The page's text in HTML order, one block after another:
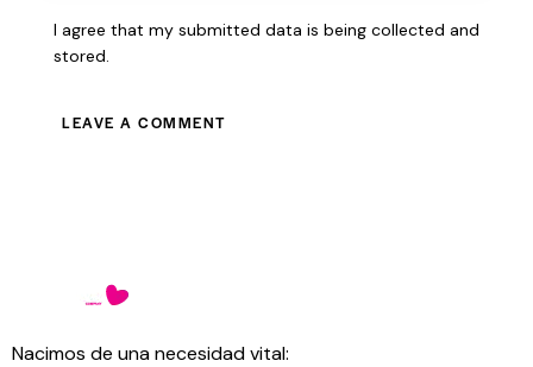
I agree that my submitted data is being collected and
stored.
Nacimos de una necesidad vital: